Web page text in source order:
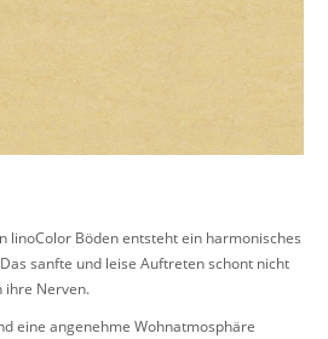
linoColor Böden entsteht ein harmonisches
sanfte und leise Auftreten schont nicht
ihre Nerven.
eine angenehme Wohnatmosphäre